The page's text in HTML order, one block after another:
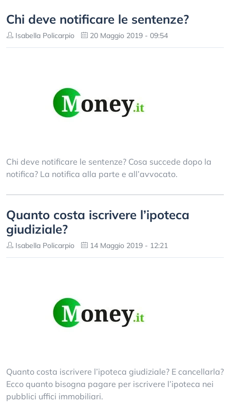
Chi deve notificare le sentenze?
Isabella Policarpio 20 Maggio 2019 - 09:54
Chi deve notificare le sentenze? Cosa succede dopo la
notifica? La notifica alla parte e all’avvocato.
Quanto costa iscrivere l’ipoteca
giudiziale?
Isabella Policarpio 14 Maggio 2019 - 12:21
Quanto costa iscrivere l’ipoteca giudiziale? E cancellarla?
Ecco quanto bisogna pagare per iscrivere l’ipoteca nei
pubblici uffici immobiliari.